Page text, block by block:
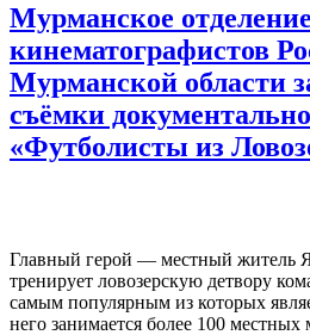
Мурманское
кинематографистов
Мурманской области
съёмки
«Футболисты из
Главный герой — местный житель
тренирует ловозерскую детвору
самым популярным из которых
него занимается более 100